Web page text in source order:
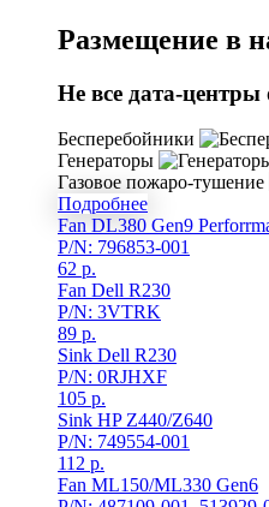
Размещение в
Не все дата-
Бесперебойники
Генераторы
Газовое пожаро-тушение
Подробнее
Fan DL380 Gen9
P/N: 796853-001
62 р.
Fan Dell R230
P/N: 3VTRK
89 р.
Sink Dell R230
P/N: 0RJHXF
105 р.
Sink HP Z440/Z640
P/N: 749554-001
112 р.
Fan ML150/ML330 Gen6